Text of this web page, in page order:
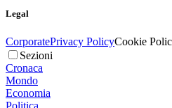
Legal
CorporatePrivacy PolicyCookie
Sezioni
Cronaca
Mondo
Economia
Politica